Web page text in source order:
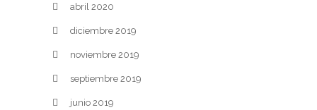
abril 2020
diciembre 2019
noviembre 2019
septiembre 2019
junio 2019